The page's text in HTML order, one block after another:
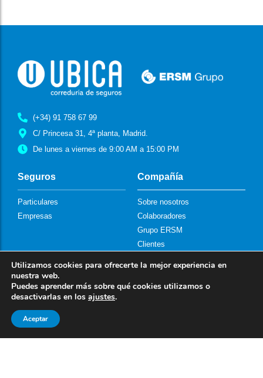
(+34) 91 758 67 99
C/ Princesa 31, 4ª planta, Madrid.
De lunes a viernes de 9:00 AM a 15:00 PM
Seguros
Particulares
Empresas
Compañía
Sobre nosotros
Colaboradores
Grupo ERSM
Clientes
Información Legal
Aviso Legal
Política de Privacidad
Política de Cookies
Utilizamos cookies para ofrecerte la mejor experiencia en
nuestra web.
Puedes aprender más sobre qué cookies utilizamos o
desactivarlas en los ajustes.
Aceptar